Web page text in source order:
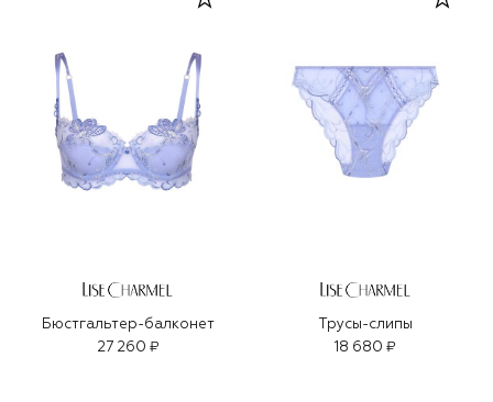
Бюстгальтер-балконет
27 260 ₽
Трусы-слипы
18 680 ₽